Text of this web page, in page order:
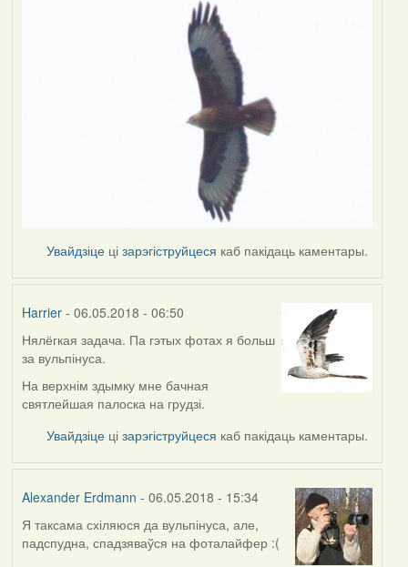
Увайдзіце цізарэгіструйцеся каб пакідаць каментары.
Harrier- 06.05.2018 - 06:50
Нялёгкая задача. Па гэтых фотах я больш
за вульпінуса.
На верхнім здымку мне бачная
святлейшая палоска на грудзі.
Увайдзіце цізарэгіструйцеся каб пакідаць каментары.
Alexander Erdmann - 06.05.2018 - 15:34
In
reply
Я таксама схіляюся да вульпінуса, але,
падспудна, спадзяваўся на фоталайфер :(